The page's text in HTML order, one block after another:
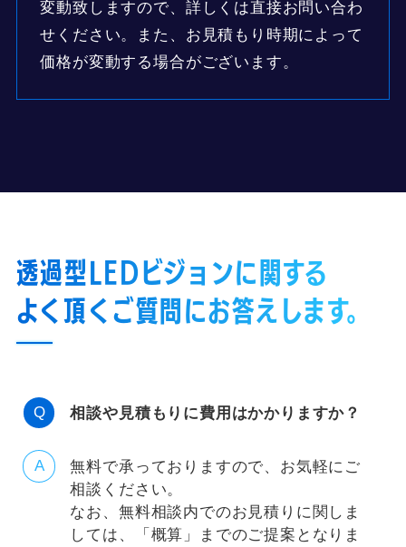
変動致しますので、詳しくは直接お問い合わ
せください。また、お見積もり時期によって
価格が変動する場合がございます。
透過型LEDビジョンに関する
よく頂くご質問にお答えします。
相談や見積もりに費用はかかりますか？
無料で承っておりますので、お気軽にご
相談ください。
なお、無料相談内でのお見積りに関しま
しては、「概算」までのご提案となりま